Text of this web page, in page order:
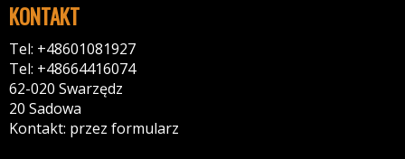
KONTAKT
Tel: +48601081927
Tel: +48664416074
62-020 Swarzędz
20 Sadowa
Kontakt: przez formularz